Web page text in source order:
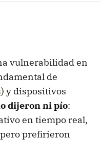
vulnerabilidad en
de
) y dispositivos
dijeron ni pío:
en tiempo real,
prefirieron